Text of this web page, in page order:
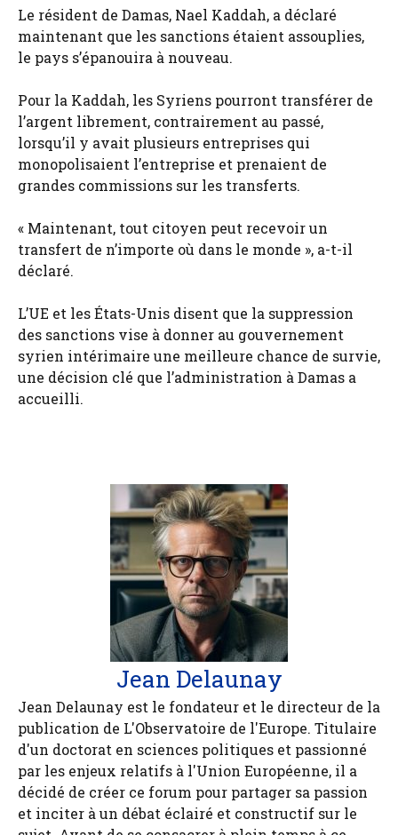
Le résident de Damas, Nael Kaddah, a déclaré
maintenant que les sanctions étaient assouplies,
le pays s’épanouira à nouveau.
Pour la Kaddah, les Syriens pourront transférer de
l’argent librement, contrairement au passé,
lorsqu’il y avait plusieurs entreprises qui
monopolisaient l’entreprise et prenaient de
grandes commissions sur les transferts.
« Maintenant, tout citoyen peut recevoir un
transfert de n’importe où dans le monde », a-t-il
déclaré.
L’UE et les États-Unis disent que la suppression
des sanctions vise à donner au gouvernement
syrien intérimaire une meilleure chance de survie,
une décision clé que l’administration à Damas a
accueilli.
Jean Delaunay
Jean Delaunay est le fondateur et le directeur de la
publication de L'Observatoire de l'Europe. Titulaire
d'un doctorat en sciences politiques et passionné
par les enjeux relatifs à l'Union Européenne, il a
décidé de créer ce forum pour partager sa passion
et inciter à un débat éclairé et constructif sur le